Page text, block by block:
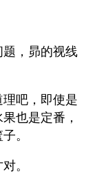
，昴的视线
吧，即使是
也是定番，
。
。